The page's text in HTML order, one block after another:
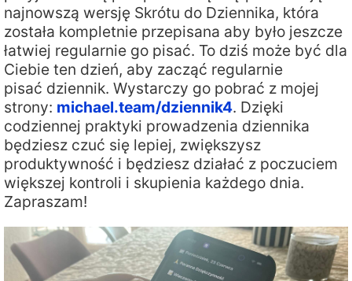
najnowszą wersję Skrótu do Dziennika, która
została kompletnie przepisana aby było jeszcze
łatwiej regularnie go pisać. To dziś może być dla
Ciebie ten dzień, aby zacząć regularnie
pisać dziennik. Wystarczy go pobrać z mojej
strony: michael.team/dziennik4. Dzięki
codziennej praktyki prowadzenia dziennika
będziesz czuć się lepiej, zwiększysz
produktywność i będziesz działać z poczuciem
większej kontroli i skupienia każdego dnia.
Zapraszam!